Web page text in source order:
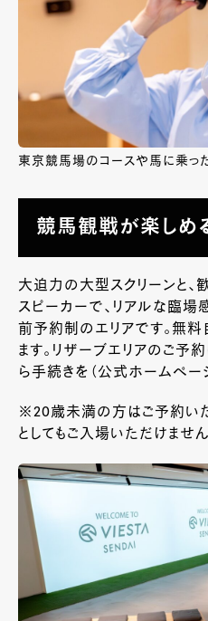
東京競馬場のコースや馬に乗っ
競馬観戦が楽しめ
大迫力の大型スクリーンと
スピーカーで、リアルな臨場
前予約制のエリアです。無
ます。リザーブエリアのご予約
ら手続きを（公式ホームペー
※20歳未満の方はご予約いた
としてもご入場いただけませ